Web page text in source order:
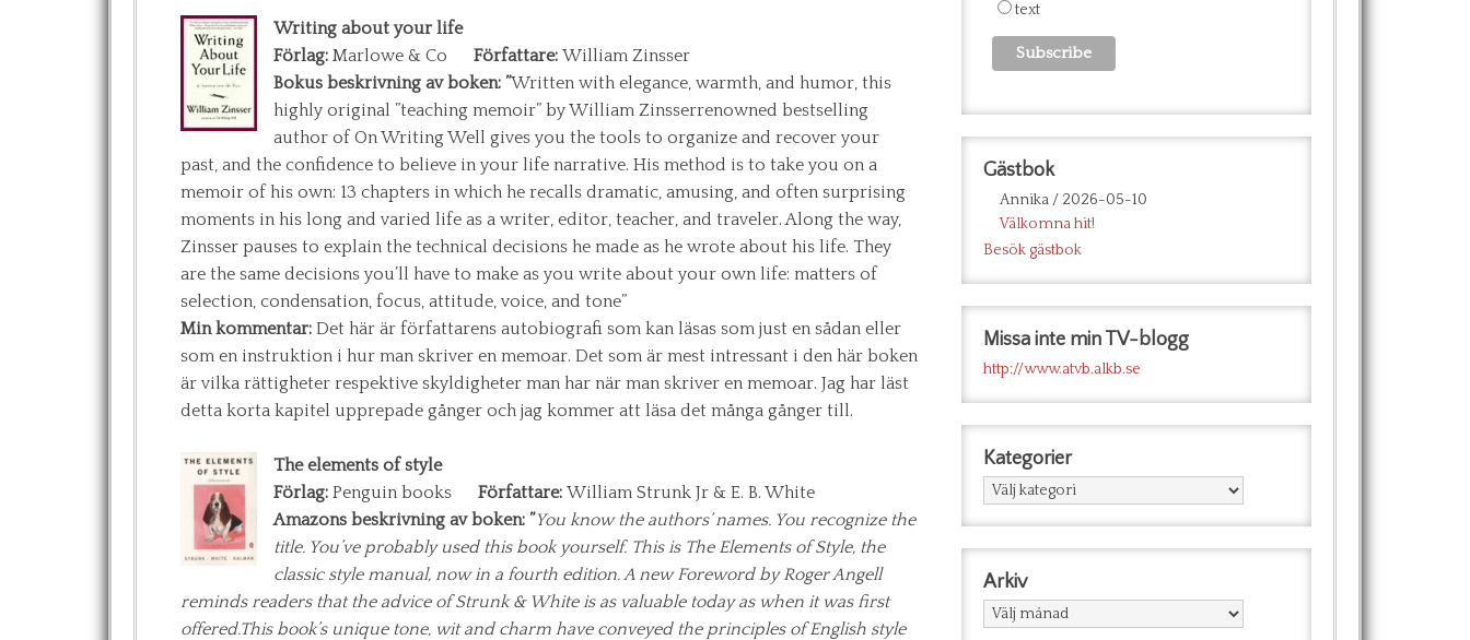
Writing about your life
Förlag: Marlowe & Co Författare: William Zinsser
Bokus beskrivning av boken: ”Written with elegance, warmth, and humor, this
highly original ”teaching memoir” by William Zinsserrenowned bestselling
author of On Writing Well gives you the tools to organize and recover your
past, and the confidence to believe in your life narrative. His method is to take you on a
memoir of his own: 13 chapters in which he recalls dramatic, amusing, and often surprising
moments in his long and varied life as a writer, editor, teacher, and traveler. Along the way,
Zinsser pauses to explain the technical decisions he made as he wrote about his life. They
are the same decisions you’ll have to make as you write about your own life: matters of
selection, condensation, focus, attitude, voice, and tone”
Min kommentar: Det här är författarens autobiografi som kan läsas som just en sådan eller
som en instruktion i hur man skriver en memoar. Det som är mest intressant i den här boken
är vilka rättigheter respektive skyldigheter man har när man skriver en memoar. Jag har läst
detta korta kapitel upprepade gånger och jag kommer att läsa det många gånger till.
The elements of style
Förlag: Penguin books Författare: William Strunk Jr & E. B. White
Amazons beskrivning av boken: ”You know the authors’ names. You recognize the
title. You’ve probably used this book yourself. This is The Elements of Style, the
classic style manual, now in a fourth edition. A new Foreword by Roger Angell
reminds readers that the advice of Strunk & White is as valuable today as when it was first
offered.This book’s unique tone, wit and charm have conveyed the principles of English style
text
Gästbok
Annika/ 2026-05-10
Välkomna hit!
Besök gästbok
Missa inte min TV-blogg
http://www.atvb.alkb.se
Kategorier
Kategorier
Arkiv
Arkiv